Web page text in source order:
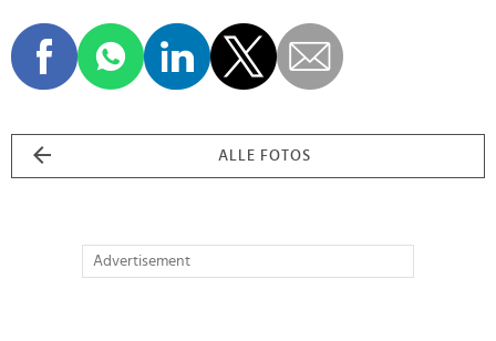
ALLE FOTOS
Advertisement